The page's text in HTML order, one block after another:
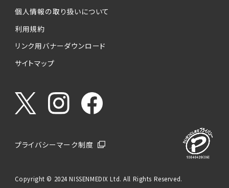
個人情報の取り扱いについて
利用規約
リンク用バナーダウンロード
サイトマップ
プライバシーマーク制度
Copyright © 2024 NISSENMEDIX Ltd. All Rights Reserved.